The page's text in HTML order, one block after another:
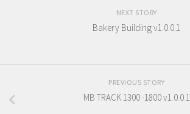
NEXT STORY
Bakery Building v1.0.0.1
PREVIOUS STORY
MB TRACK 1300 -1800 v1.0.0.1